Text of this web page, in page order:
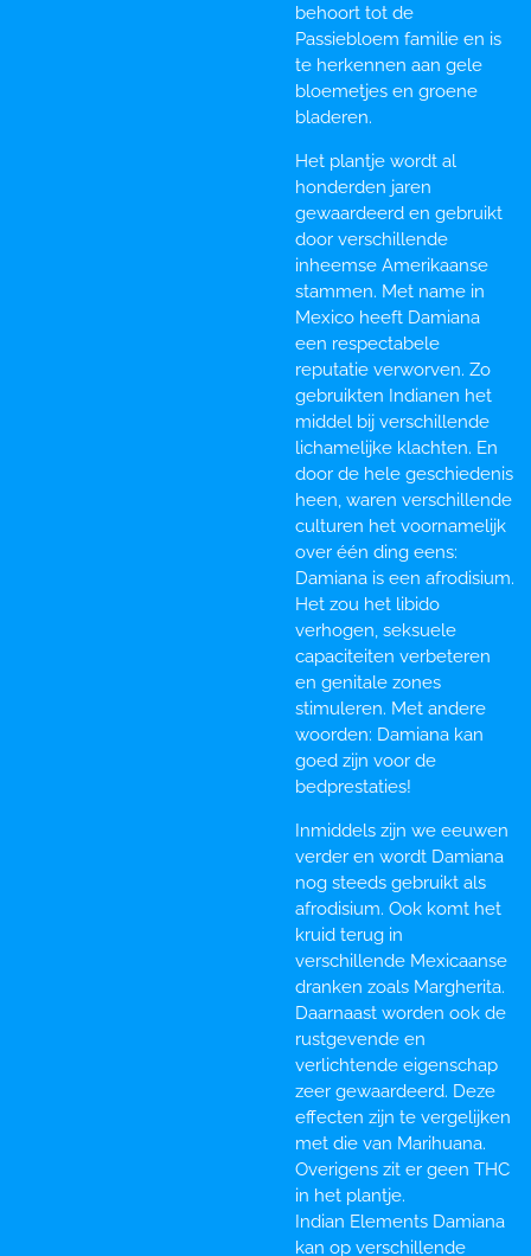
behoort tot de
Passiebloem familie en is
te herkennen aan gele
bloemetjes en groene
bladeren.
Het plantje wordt al
honderden jaren
gewaardeerd en gebruikt
door verschillende
inheemse Amerikaanse
stammen. Met name in
Mexico heeft Damiana
een respectabele
reputatie verworven. Zo
gebruikten Indianen het
middel bij verschillende
lichamelijke klachten. En
door de hele geschiedenis
heen, waren verschillende
culturen het voornamelijk
over één ding eens:
Damiana is een afrodisium.
Het zou het libido
verhogen, seksuele
capaciteiten verbeteren
en genitale zones
stimuleren. Met andere
woorden: Damiana kan
goed zijn voor de
bedprestaties!
Inmiddels zijn we eeuwen
verder en wordt Damiana
nog steeds gebruikt als
afrodisium. Ook komt het
kruid terug in
verschillende Mexicaanse
dranken zoals Margherita.
Daarnaast worden ook de
rustgevende en
verlichtende eigenschap
zeer gewaardeerd. Deze
effecten zijn te vergelijken
met die van Marihuana.
Overigens zit er geen THC
in het plantje.
Indian Elements Damiana
kan op verschillende